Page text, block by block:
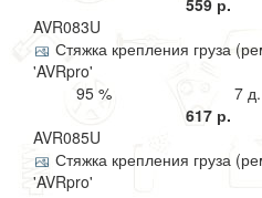
559 р.
AVR083U
Стяжка крепления груза
'AVRpro'
95 %
7 д.
617 р.
AVR085U
Стяжка крепления груза
'AVRpro'